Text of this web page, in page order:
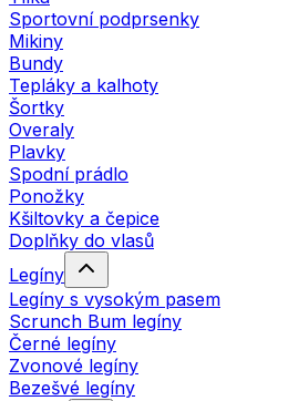
Sportovní podprsenky
Mikiny
Bundy
Tepláky a kalhoty
Šortky
Overaly
Plavky
Spodní prádlo
Ponožky
Kšiltovky a čepice
Doplňky do vlasů
Legíny
Legíny s vysokým pasem
Scrunch Bum legíny
Černé legíny
Zvonové legíny
Bezešvé legíny